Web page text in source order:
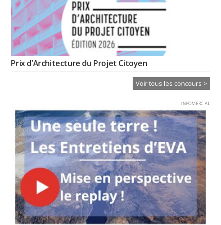
Prix d’Architecture du Projet Citoyen
Voir tous les concours >
INFOMERCIAL